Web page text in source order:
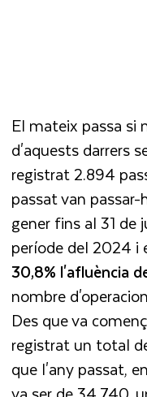
El mateix passa si
d'aquests darrers
registrat 2.894
passat van
gener fins al 31
període del 2024 i
30,8% l'afluència
nombre
Des que va
registrat un total
que l'any passat,